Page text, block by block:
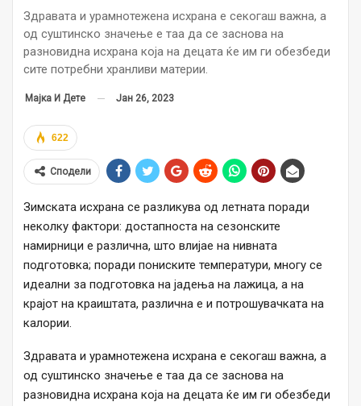
Здравата и урамнотежена исхрана е секогаш важна, а
од суштинско значење е таа да се заснова на
разновидна исхрана која на децата ќе им ги обезбеди
сите потребни хранливи материи.
Мајка И Дете Јан 26, 2023
622
Сподели
Зимската исхрана се разликува од летната поради
неколку фактори: достапноста на сезонските
намирници е различна, што влијае на нивната
подготовка; поради пониските температури, многу се
идеални за подготовка на јадења на лажица, а на
крајот на краиштата, различна е и потрошувачката на
калории.
Здравата и урамнотежена исхрана е секогаш важна, а
од суштинско значење е таа да се заснова на
разновидна исхрана која на децата ќе им ги обезбеди